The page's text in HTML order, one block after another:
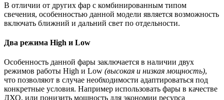
В отличии от других фар с комбинированным типом
свечения, особенностью данной модели является возможность
включать ближний и дальний свет по отдельности.
Два режима High и Low
Особенность данной фары заключается в наличии двух
режимов работы High и Low (высокая и низкая мощность),
что позволяют в случае необходимости адаптироваться под
конкретные условия. Например использовать фары в качестве
ДХО, или понизить мощность для экономии ресурса